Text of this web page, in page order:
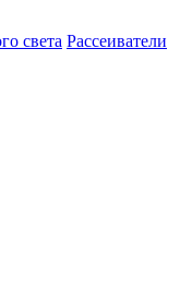
Рассеиватели